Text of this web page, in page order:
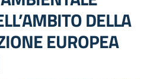
DELLA
EUROPEA